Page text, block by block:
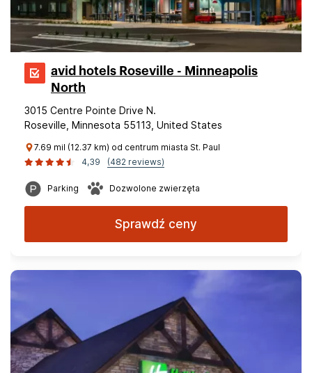
avid hotels Roseville - Minneapolis
North
3015 Centre Pointe Drive N.
Roseville, Minnesota 55113, United States
7.69 mil (12.37 km) od centrum miasta St. Paul
4,39
(482 reviews)
Parking Dozwolone zwierzęta
Sprawdź ceny